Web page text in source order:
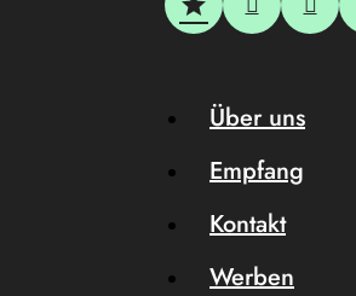
Über uns
Empfang
Kontakt
Werben